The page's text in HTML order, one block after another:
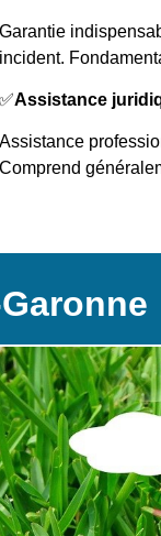
Garantie
incident.
✅Assistance
Assistance
Comprend